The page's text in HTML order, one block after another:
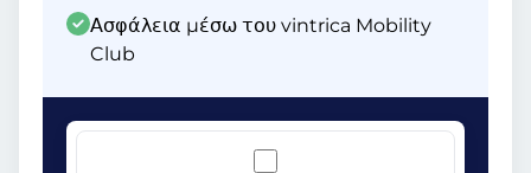
Ασφάλεια μέσω του vintrica Mobility
Club